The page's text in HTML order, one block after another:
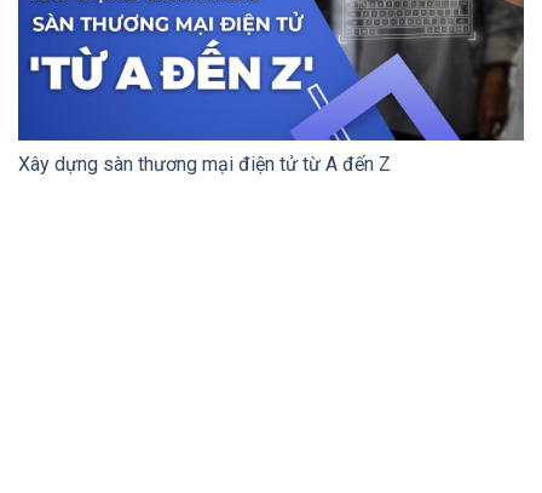
Xây dựng sàn thương mại điện tử từ A đến Z